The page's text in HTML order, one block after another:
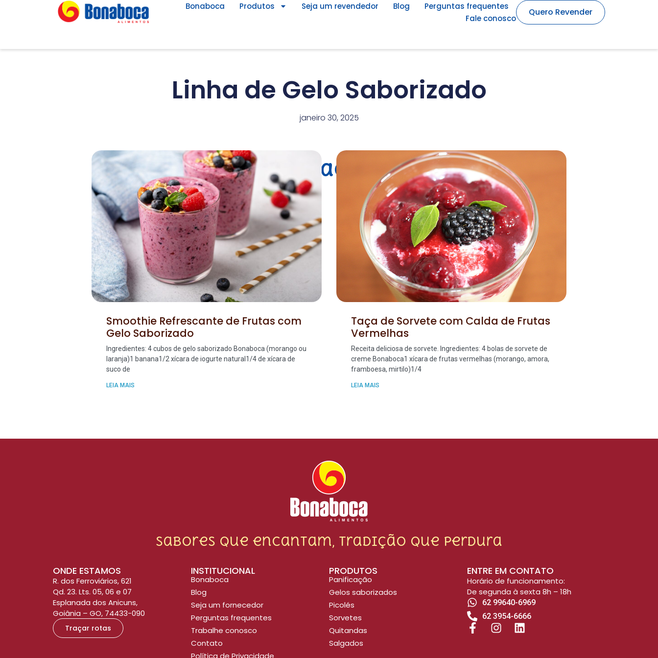
Bonaboca Produtos Seja um revendedor Blog
Perguntas frequentes
Fale conosco
Quero Revender
Linha de Gelo Saborizado
janeiro 30, 2025
Posts relacionados
Smoothie Refrescante de Frutas com
Gelo Saborizado
Ingredientes: 4 cubos de gelo saborizado Bonaboca (morango ou
laranja)1 banana1/2 xícara de iogurte natural1/4 de xícara de
suco de
LEIA MAIS
Taça de Sorvete com Calda de Frutas
Vermelhas
Receita deliciosa de sorvete. Ingredientes: 4 bolas de sorvete de
creme Bonaboca1 xícara de frutas vermelhas (morango, amora,
framboesa, mirtilo)1/4
LEIA MAIS
Sabores que encantam, tradição que perdura
ONDE ESTAMOS
R. dos Ferroviários, 621
Qd. 23. Lts. 05, 06 e 07
Esplanada dos Anicuns,
Goiânia – GO, 74433-090
Traçar rotas
INSTITUCIONAL
Bonaboca
Blog
Seja um fornecedor
Perguntas frequentes
Trabalhe conosco
Contato
Política de Privacidade
PRODUTOS
Panificação
Gelos saborizados
Picolés
Sorvetes
Quitandas
Salgados
ENTRE EM CONTATO
Horário de funcionamento:
De segunda à sexta 8h – 18h
62 99640-6969
62 3954-6666